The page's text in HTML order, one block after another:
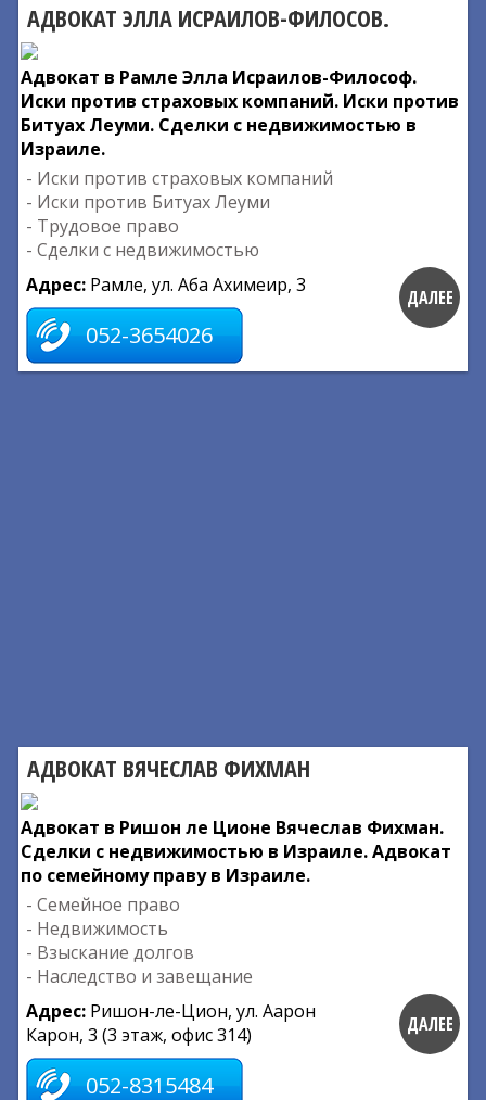
АДВОКАТ ЭЛЛА ИСРАИЛОВ-ФИЛОСОВ.
Адвокат в Рамле Элла Исраилов-Философ.
Иски против страховых компаний. Иски против
Битуах Леуми. Сделки с недвижимостью в
Израиле.
- Иски против страховых компаний
- Иски против Битуах Леуми
- Трудовое право
- Сделки с недвижимостью
Адрес: Рамле, ул. Аба Ахимеир, 3
052-3654026
ДАЛЕЕ
АДВОКАТ ВЯЧЕСЛАВ ФИХМАН
Адвокат в Ришон ле Ционе Вячеслав Фихман.
Сделки с недвижимостью в Израиле. Адвокат
по семейному праву в Израиле.
- Семейное право
- Недвижимость
- Взыскание долгов
- Наследство и завещание
Адрес: Ришон-ле-Цион, ул. Аарон
Карон, 3 (3 этаж, офис 314)
052-8315484
ДАЛЕЕ